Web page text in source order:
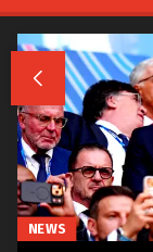

NEWS